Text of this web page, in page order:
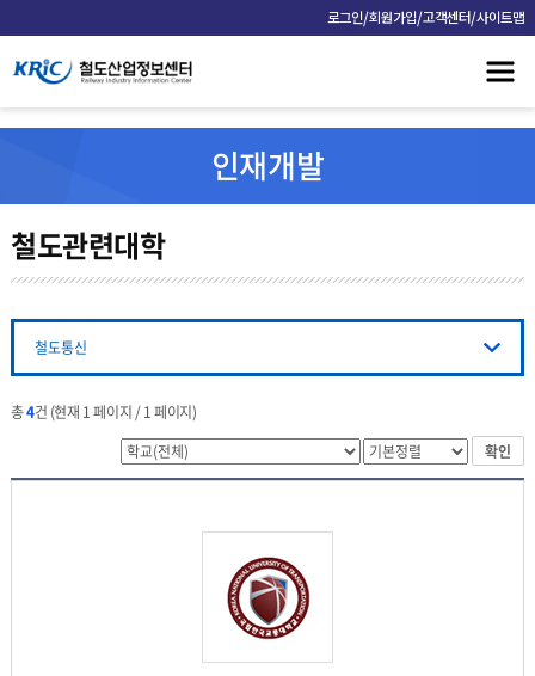
로그인/회원가입/고객센터/사이트맵
인재개발
철도관련대학
철도통신
총4건 (현재 1 페이지 / 1 페이지)
확인